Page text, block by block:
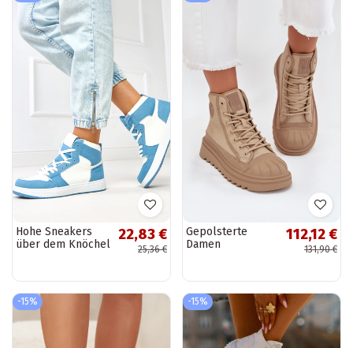
Hohe Sneakers
über dem Knöchel
22,83 €
25,36 €
Gepolsterte
Damen
OO274A356
112,12 €
131,90 €
-15% -15%